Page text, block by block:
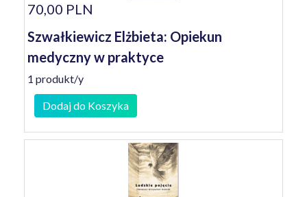
70,00 PLN
Szwałkiewicz Elżbieta: Opiekun
medyczny w praktyce
1 produkt/y
Dodaj do Koszyka